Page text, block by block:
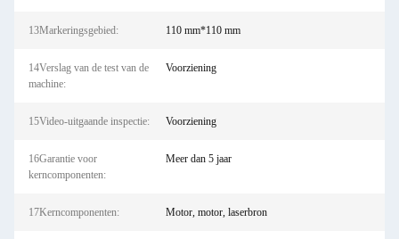
13Markeringsgebied: 110 mm*110 mm
14Verslag van de test van de
machine:
Voorziening
15Video-uitgaande inspectie: Voorziening
16Garantie voor
kerncomponenten:
Meer dan 5 jaar
17Kerncomponenten: Motor, motor, laserbron